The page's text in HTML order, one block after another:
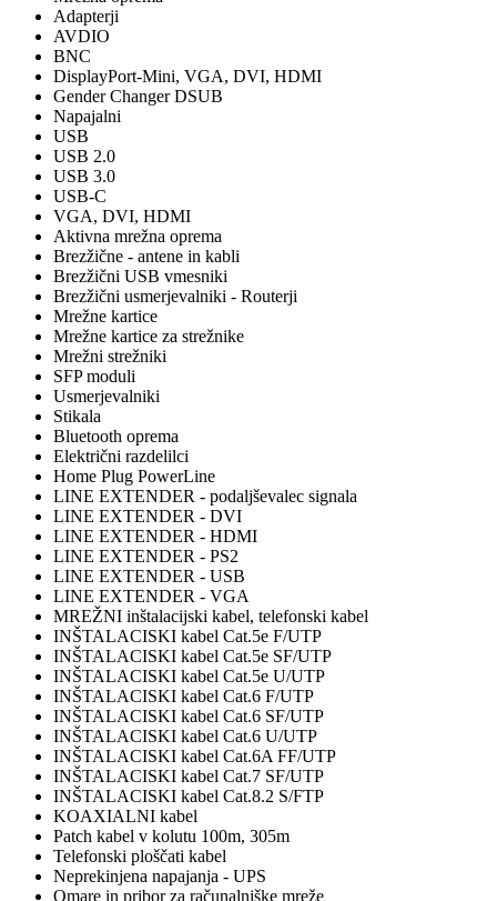
Adapterji
AVDIO
BNC
DisplayPort-Mini, VGA, DVI, HDMI
Gender Changer DSUB
Napajalni
USB
USB 2.0
USB 3.0
USB-C
VGA, DVI, HDMI
Aktivna mrežna oprema
Brezžične - antene in kabli
Brezžični USB vmesniki
Brezžični usmerjevalniki - Routerji
Mrežne kartice
Mrežne kartice za strežnike
Mrežni strežniki
SFP moduli
Usmerjevalniki
Stikala
Bluetooth oprema
Električni razdelilci
Home Plug PowerLine
LINE EXTENDER - podaljševalec signala
LINE EXTENDER - DVI
LINE EXTENDER - HDMI
LINE EXTENDER - PS2
LINE EXTENDER - USB
LINE EXTENDER - VGA
MREŽNI inštalacijski kabel, telefonski kabel
INŠTALACISKI kabel Cat.5e F/UTP
INŠTALACISKI kabel Cat.5e SF/UTP
INŠTALACISKI kabel Cat.5e U/UTP
INŠTALACISKI kabel Cat.6 F/UTP
INŠTALACISKI kabel Cat.6 SF/UTP
INŠTALACISKI kabel Cat.6 U/UTP
INŠTALACISKI kabel Cat.6A FF/UTP
INŠTALACISKI kabel Cat.7 SF/UTP
INŠTALACISKI kabel Cat.8.2 S/FTP
KOAXIALNI kabel
Patch kabel v kolutu 100m, 305m
Telefonski ploščati kabel
Neprekinjena napajanja - UPS
Omare in pribor za računalniške mreže